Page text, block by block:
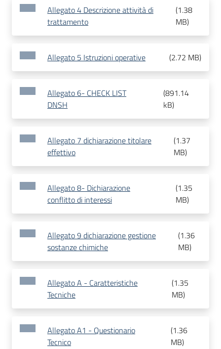
Allegato 4 Descrizione attività di
trattamento
(1.38
MB)
Allegato 5 Istruzioni operative (2.72 MB)
Allegato 6- CHECK LIST
DNSH
(891.14
kB)
Allegato 7 dichiarazione titolare
effettivo
(1.37
MB)
Allegato 8- Dichiarazione
conflitto di interessi
(1.35
MB)
Allegato 9 dichiarazione gestione
sostanze chimiche
(1.36
MB)
Allegato A - Caratteristiche
Tecniche
(1.35
MB)
Allegato A1 - Questionario
Tecnico
(1.36
MB)